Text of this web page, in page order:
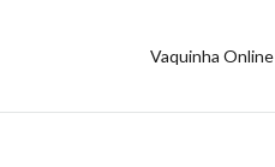
Vaquinha Online